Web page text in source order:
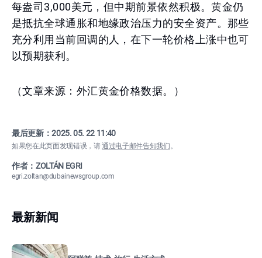
每盎司3,000美元，但中期前景依然积极。黄金仍
是抵抗全球通胀和地缘政治压力的安全资产。那些
充分利用当前回调的人，在下一轮价格上涨中也可
以预期获利。
（文章来源：外汇黄金价格数据。）
最后更新：2025. 05. 22 11:40
如果您在此页面发现错误，请通过电子邮件告知我们。
作者：ZOLTÁN EGRI
egri.zoltan@dubainewsgroup.com
最新新闻